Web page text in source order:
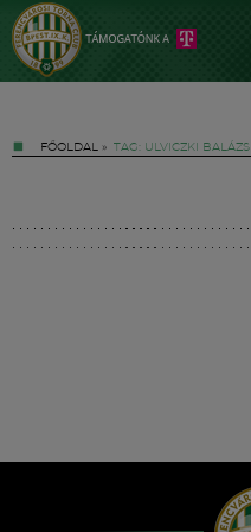
FŐOLDAL » TAG: ULVICZKI BALÁZS
Hírek